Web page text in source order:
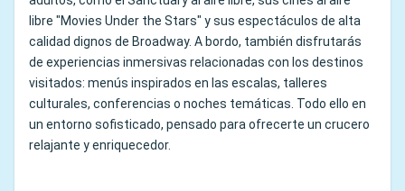
libre "Movies Under the Stars" y sus espectáculos de alta
calidad dignos de Broadway. A bordo, también disfrutarás
de experiencias inmersivas relacionadas con los destinos
visitados: menús inspirados en las escalas, talleres
culturales, conferencias o noches temáticas. Todo ello en
un entorno sofisticado, pensado para ofrecerte un crucero
relajante y enriquecedor.